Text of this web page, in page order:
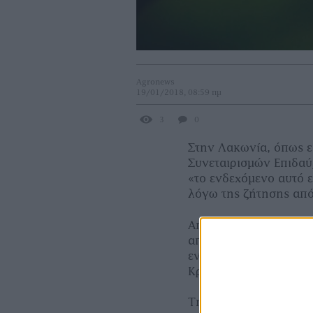
Agronews
19/01/2018, 08:59 πμ
0
Στην Λακωνία, όπως
Συνεταιρισµών
«το ενδεχόµενο αυτό
λόγω της ζήτησης από
Από τη Νεάπολη
απολαµβάνει πλέον ο
ενώ στα 3,85 ευρώ
Κροκεών 56 τόνων.
Την ίδια ώρα, προς